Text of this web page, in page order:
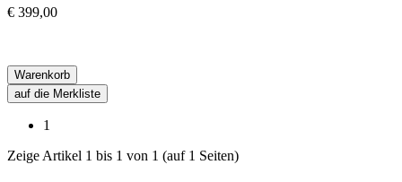
€ 399,00
Warenkorb
auf die Merkliste
1
Zeige Artikel 1 bis 1 von 1 (auf 1 Seiten)